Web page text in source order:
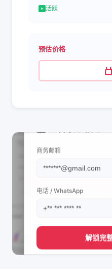
活跃
预估价格
商务邮箱
电话 / WhatsApp
解锁完